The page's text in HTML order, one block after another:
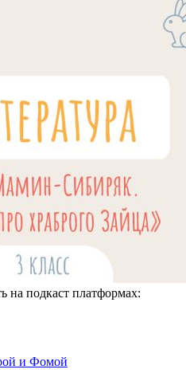
на подкаст платформах:
и Фомой